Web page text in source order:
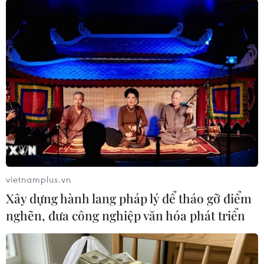
thủ công gần thị trấn Cucunuba chỉ cách thủ đô
Bogota khoảng 50km và là nơi từng xảy ra
nhiều vụ tai nạn chết người trong vài năm qua.
Tổng thống Colombia Juan Manuel Santos đã
gửi lời chia buồn tới gia đình các nạn nhân,
đồng thời kêu gọi ngành công nghiệp khai mỏ
cần siết chặt các tiêu chuẩn đảm bảo an toàn.
Hiện, giới chức nước này đang mở một cuộc
điều tra xác định nguyên nhân vụ việc./.
(TTXVN/Vietnam+)
vietnamplus.vn
Xây dựng hành lang pháp lý để tháo gỡ điểm
nghẽn, đưa công nghiệp văn hóa phát triển